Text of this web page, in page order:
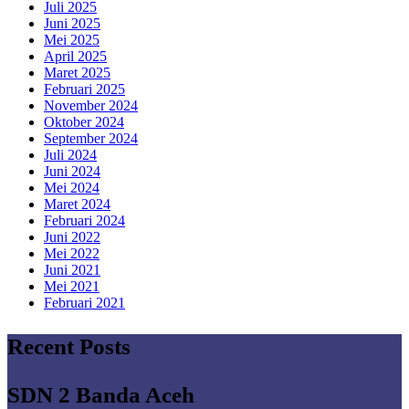
Juli 2025
Juni 2025
Mei 2025
April 2025
Maret 2025
Februari 2025
November 2024
Oktober 2024
September 2024
Juli 2024
Juni 2024
Mei 2024
Maret 2024
Februari 2024
Juni 2022
Mei 2022
Juni 2021
Mei 2021
Februari 2021
Recent Posts
SDN 2 Banda Aceh